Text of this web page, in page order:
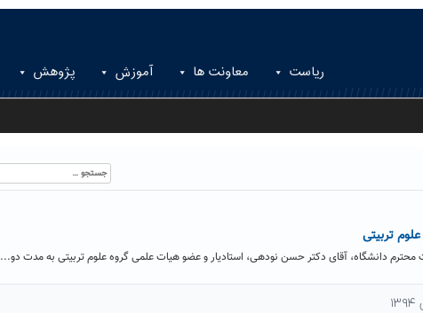
ریاست معاونت ها آموزش پژوهش
جستجو
برای:
تربیتی
دانشگاه، آقای دکتر حسن نودهی، استادیار و عضو هیات علمی گروه علوم تربیتی به مدت دو...